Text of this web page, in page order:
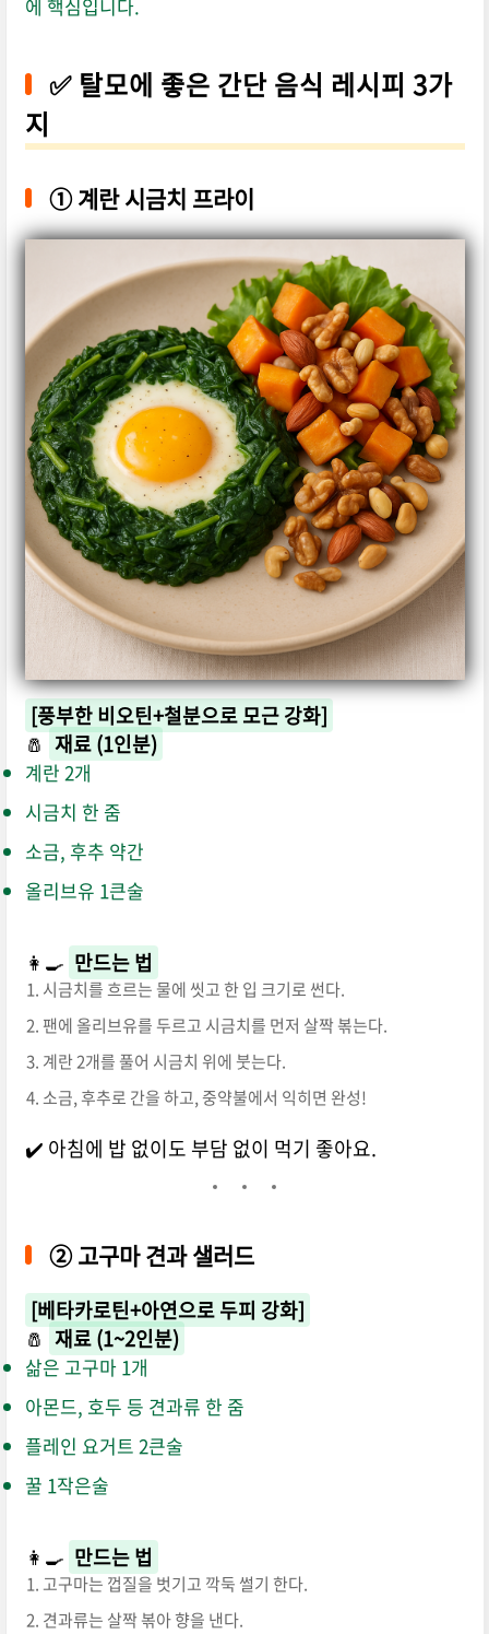
에 핵심입니다.
✅ 탈모에 좋은 간단 음식 레시피 3가
지
①계란 시금치 프라이
[풍부한 비오틴+철분으로 모근 강화]
🧂 재료 (1인분)
계란 2개
시금치 한 줌
소금, 후추 약간
올리브유 1큰술
👩‍🍳 만드는 법
시금치를 흐르는 물에 씻고 한 입 크기로 썬다.
팬에 올리브유를 두르고 시금치를 먼저 살짝 볶는다.
계란 2개를 풀어 시금치 위에 붓는다.
소금, 후추로 간을 하고, 중약불에서 익히면 완성!
✔️ 아침에 밥 없이도 부담 없이 먹기 좋아요.
②고구마 견과 샐러드
[베타카로틴+아연으로 두피 강화]
🧂 재료 (1~2인분)
삶은 고구마 1개
아몬드, 호두 등 견과류 한 줌
플레인 요거트 2큰술
꿀 1작은술
👩‍🍳 만드는 법
고구마는 껍질을 벗기고 깍둑 썰기 한다.
견과류는 살짝 볶아 향을 낸다.